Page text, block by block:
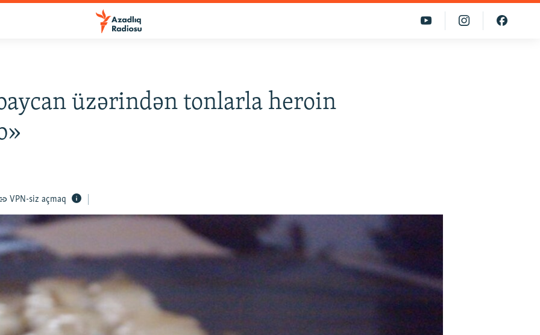
üzərindən tonlarla heroin
VPN-siz açmaq